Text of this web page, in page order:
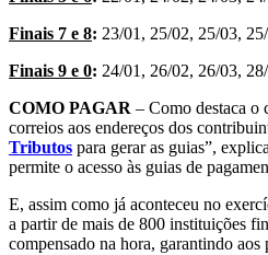
Finais 7 e 8: 23/01, 25/02, 25/03,
Finais 9 e 0: 24/01, 26/02, 26/03,
COMO PAGAR – Como destaca o
correios aos endereços dos
Tributos para gerar as guias”,
permite o acesso às guias de
E, assim como já aconteceu no
a partir de mais de 800 instituições
compensado na hora, garantindo